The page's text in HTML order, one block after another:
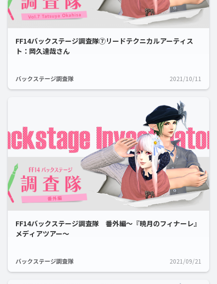
FF14バックステージ調査隊⑦リードテクニカルアーティス
ト：岡久達哉さん
バックステージ調査隊 2021/10/11
FF14バックステージ調査隊 番外編～『暁月のフィナーレ』
メディアツアー～
バックステージ調査隊 2021/09/21